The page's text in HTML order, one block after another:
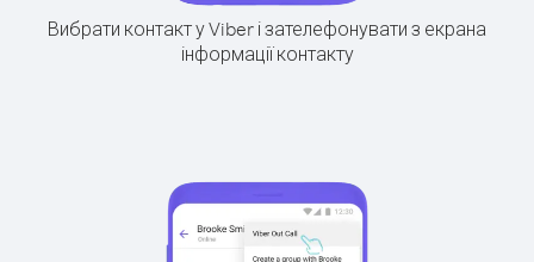
Вибрати контакт у Viber і зателефонувати з екрана
інформації контакту